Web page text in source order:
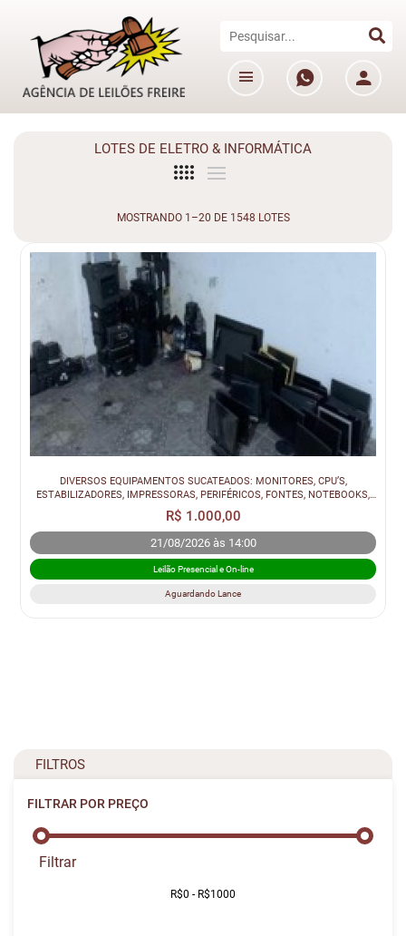
FILTROS
FILTRAR POR PREÇO
Filtrar
LOTES DE ELETRO & INFORMÁTICA
MOSTRANDO 1–20 DE 1548 LOTES
DIVERSOS EQUIPAMENTOS SUCATEADOS: MONITORES, CPU’S,
ESTABILIZADORES, IMPRESSORAS, PERIFÉRICOS, FONTES, NOTEBOOKS,
BOMBA D’ÁGUA, MICROONDAS, ...
R$ 1.000,00
21/08/2026 às 14:00
Leilão Presencial e On-line
Aguardando Lance